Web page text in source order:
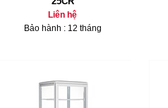
Liên hệ
Bảo hành : 12 tháng